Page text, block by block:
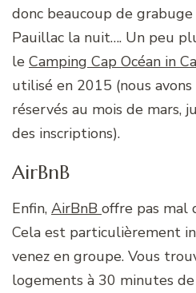
donc beaucoup de
Pauillac la nuit…. Un peu
le Camping Cap Océan in
utilisé en 2015 (nous
réservés au mois de mars,
des inscriptions).
AirBnB
Enfin, AirBnB offre pas mal
Cela est particulièrement
venez en groupe. Vous
logements à 30 minutes